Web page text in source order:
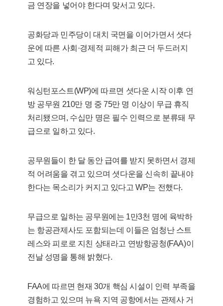
금 연장을 넣어야 한다며 맞서고 있다.
공화당과 민주당이 대치 국면을 이어가면서 셧다
운에 따른 사회·경제적 피해가 최근 더 두드러지
고 있다.
워싱턴포스트(WP)에 따르면 셧다운 시작 이후 연
방 공무원 210만 명 중 75만 명 이상이 무급 휴직
처리됐으며, 수십만 명은 필수 인력으로 분류돼 무
급으로 일하고 있다.
공무원들이 한 달 동안 급여를 받지 못하면서 경제
적 어려움을 겪고 있으며 셧다운을 신속히 끝내야
한다는 목소리가 커지고 있다고 WP는 전했다.
무급으로 일하는 공무원에는 1만3천 명에 육박하
는 항공관제사도 포함되는데 이들은 엄청난 스트
레스와 피로로 지친 상태라고 연방항공청(FAA)이
전날 성명을 통해 밝혔다.
FAA에 따르면 현재 30개 핵심 시설이 인력 부족을
경험하고 있으며 뉴욕 지역 공항에서는 관제사 거